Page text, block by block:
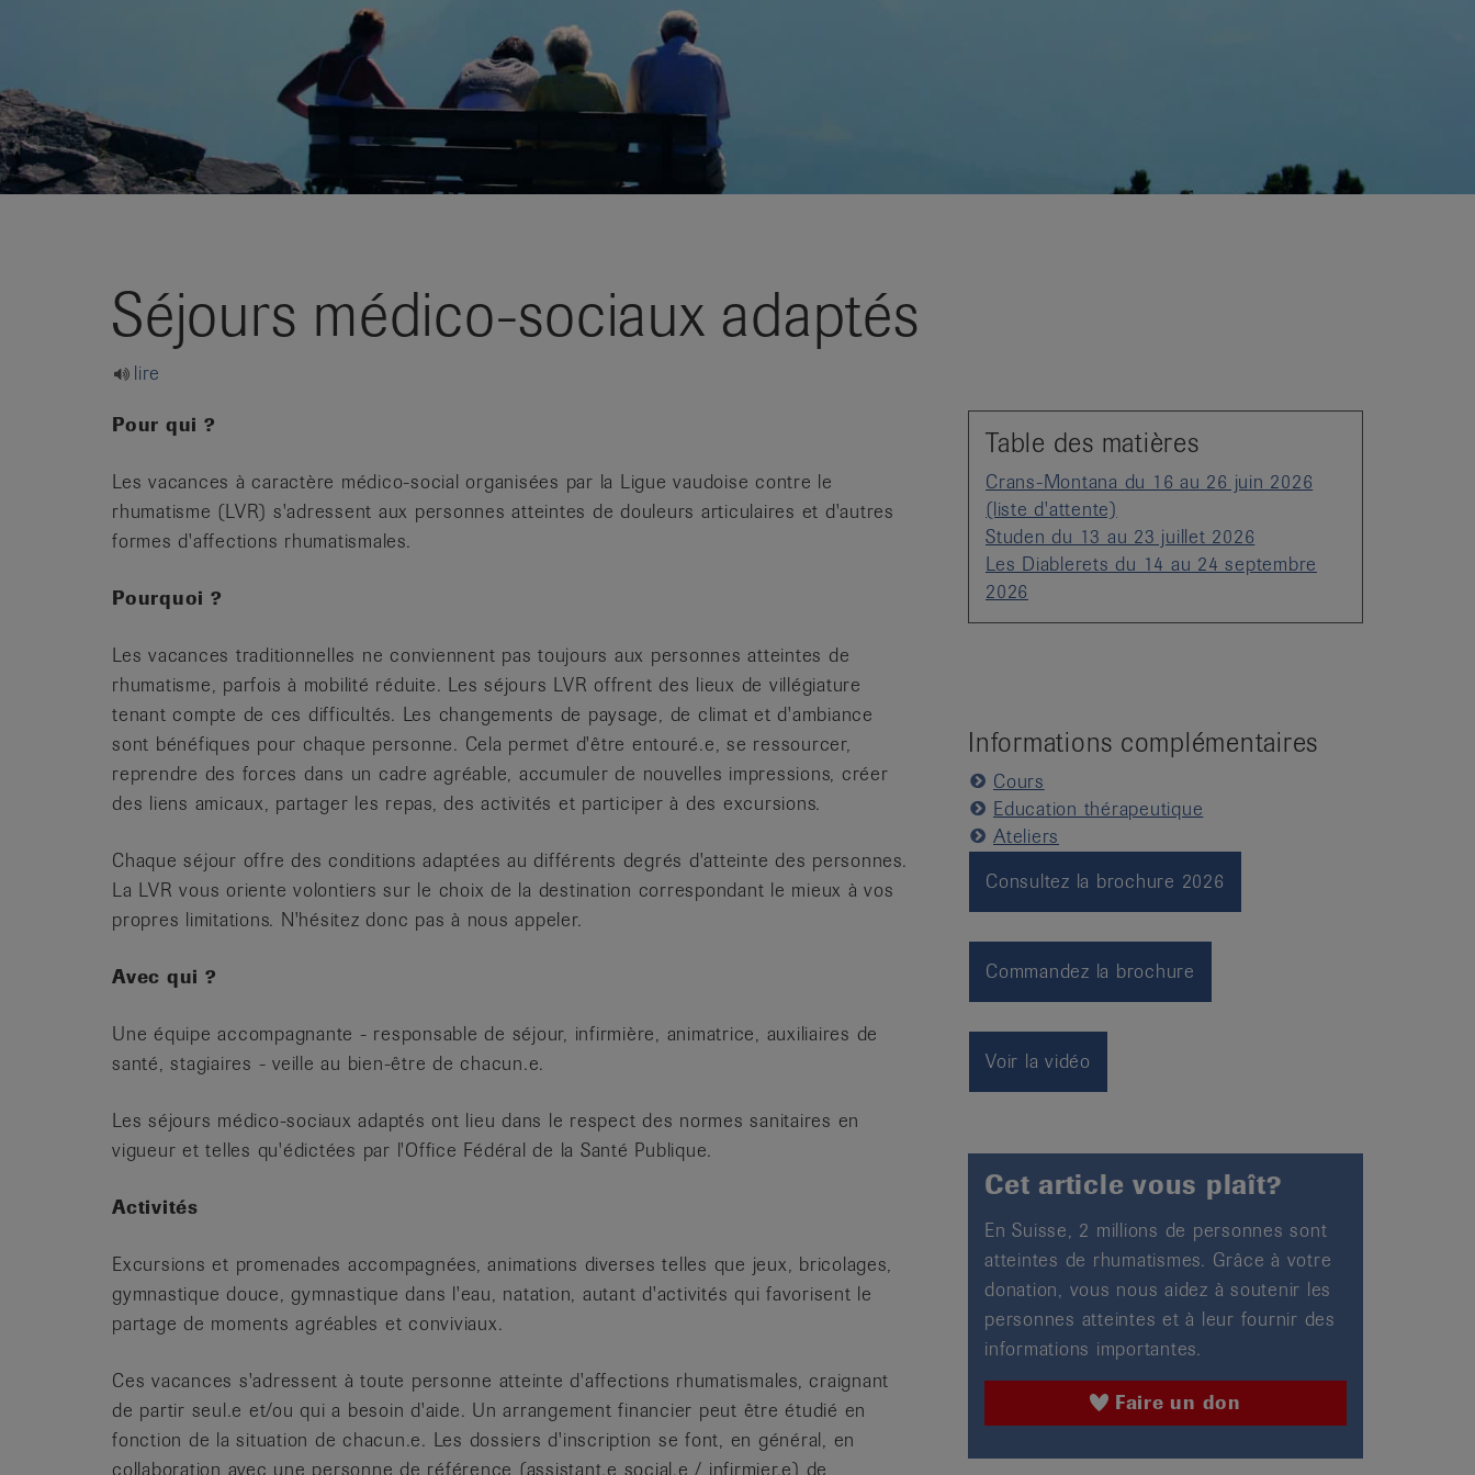
Séjours médico-sociaux adaptés
lire
Pour qui ?
Les vacances à caractère médico-social organisées par la Ligue vaudoise contre le
rhumatisme (LVR) s'adressent aux personnes atteintes de douleurs articulaires et d'autres
formes d'affections rhumatismales.
Pourquoi ?
Les vacances traditionnelles ne conviennent pas toujours aux personnes atteintes de
rhumatisme, parfois à mobilité réduite. Les séjours LVR offrent des lieux de villégiature
tenant compte de ces difficultés. Les changements de paysage, de climat et d'ambiance
sont bénéfiques pour chaque personne. Cela permet d'être entouré.e, se ressourcer,
reprendre des forces dans un cadre agréable, accumuler de nouvelles impressions, créer
des liens amicaux, partager les repas, des activités et participer à des excursions.
Chaque séjour offre des conditions adaptées au différents degrés d'atteinte des personnes.
La LVR vous oriente volontiers sur le choix de la destination correspondant le mieux à vos
propres limitations. N'hésitez donc pas à nous appeler.
Avec qui ?
Une équipe accompagnante - responsable de séjour, infirmière, animatrice, auxiliaires de
santé, stagiaires - veille au bien-être de chacun.e.
Les séjours médico-sociaux adaptés ont lieu dans le respect des normes sanitaires en
vigueur et telles qu'édictées par l'Office Fédéral de la Santé Publique.
Activités
Excursions et promenades accompagnées, animations diverses telles que jeux, bricolages,
gymnastique douce, gymnastique dans l'eau, natation, autant d'activités qui favorisent le
partage de moments agréables et conviviaux.
Ces vacances s'adressent à toute personne atteinte d'affections rhumatismales, craignant
de partir seul.e et/ou qui a besoin d'aide. Un arrangement financier peut être étudié en
fonction de la situation de chacun.e. Les dossiers d'inscription se font, en général, en
collaboration avec une personne de référence (assistant.e social.e / infirmier.e) de
Table des matières
Crans-Montana du 16 au 26 juin 2026
(liste d'attente)
Studen du 13 au 23 juillet 2026
Les Diablerets du 14 au 24 septembre
2026
Informations complémentaires
Cours
Education thérapeutique
Ateliers
Consultez la brochure 2026
Commandez la brochure
Voir la vidéo
Cet article vous plaît?
En Suisse, 2 millions de personnes sont
atteintes de rhumatismes. Grâce à votre
donation, vous nous aidez à soutenir les
personnes atteintes et à leur fournir des
informations importantes.
Faire un don